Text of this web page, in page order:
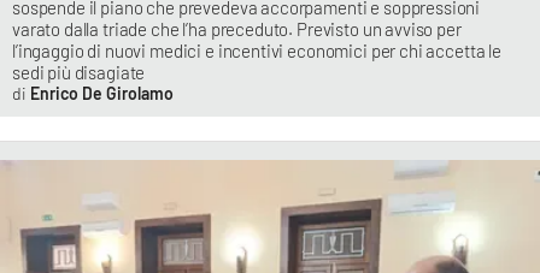
sospende il piano che prevedeva accorpamenti e soppressioni
varato dalla triade che l’ha preceduto. Previsto un avviso per
l’ingaggio di nuovi medici e incentivi economici per chi accetta le
sedi più disagiate
Enrico De Girolamo